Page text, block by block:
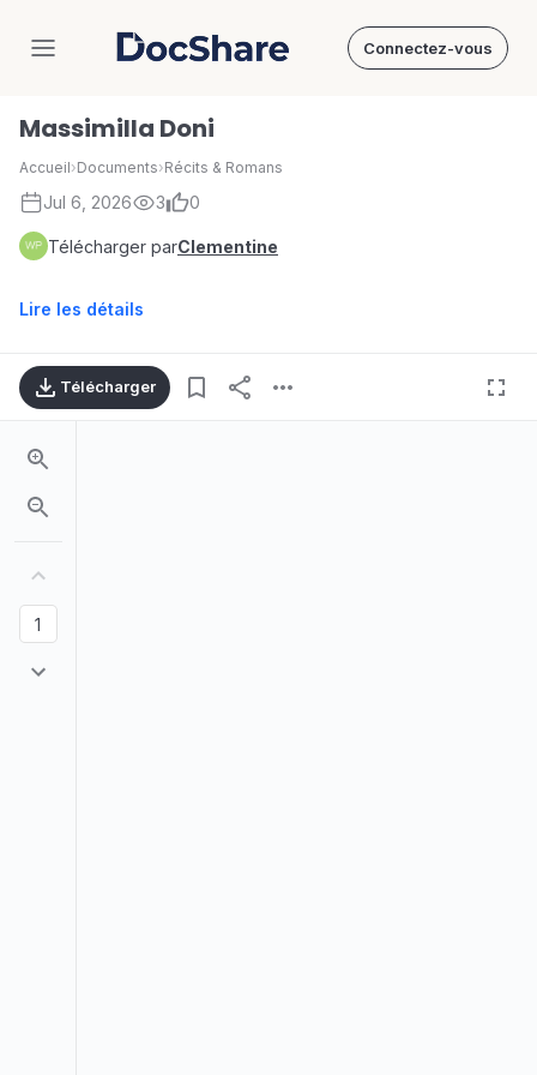
DocShare Connectez-vous
Massimilla Doni
Accueil›Documents›Récits & Romans
Jul 6, 2026 3 0
Télécharger parClementine
Lire les détails
Télécharger